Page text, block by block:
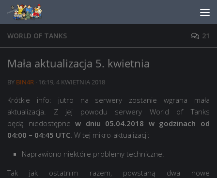
Skip to content
WORLD OF TANKS 21
Mała aktualizacja 5. kwietnia
BY BIN4R · 16:19, 4 KWIETNIA 2018
Krótkie info: jutro na serwery zostanie wgrana mała
aktualizacja. Z jej powodu serwery World of Tanks
będą niedostępnew dniu 05.04.2018 w godzinach od
04:00 – 04:45 UTC. W tej mikro-aktualizacji:
Naprawiono niektóre problemy techniczne.
Tak jak ostatnim razem, powstaną dwa nowe